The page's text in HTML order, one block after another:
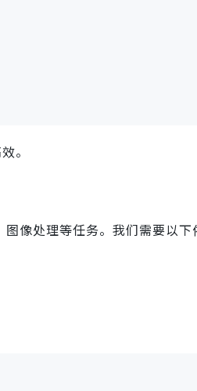
。
像处理等任务。我们需要以下